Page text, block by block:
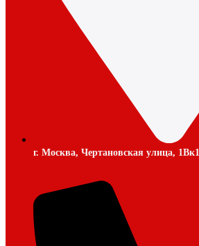
г. Москва, Чертановская улица, 1Вк1